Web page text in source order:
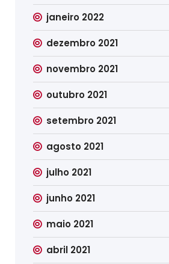
janeiro 2022
dezembro 2021
novembro 2021
outubro 2021
setembro 2021
agosto 2021
julho 2021
junho 2021
maio 2021
abril 2021